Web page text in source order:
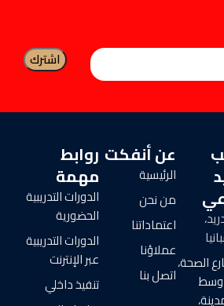
الصحة،
وسط
عن أنفكت
الرئيسية
من نحن
اعتماداتنا
عملاؤنا
اتصل بنا
روابط
مهمة
الدورات التدريبية
الحضورية
الدورات التدريبية
عبر الإنترنت
تنفيذ داخلي